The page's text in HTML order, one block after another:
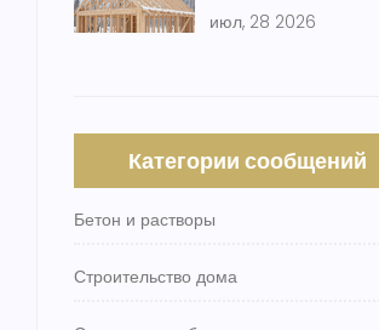
примеры для разных
июл, 28 2026
Категории сообщений
Бетон и растворы
Строительство дома